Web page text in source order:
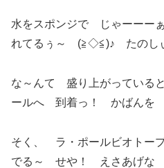
水をスポンジで じゃーー
れてるぅ～ (≧◇≦)♪ たのし
な～んて 盛り上がってい
ールへ 到着っ！ かばんを
そく、 ラ・ポールビオトー
でる～ せや！ えさあげな